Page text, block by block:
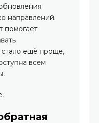
направлений.
помогает
стало ещё проще,
всем